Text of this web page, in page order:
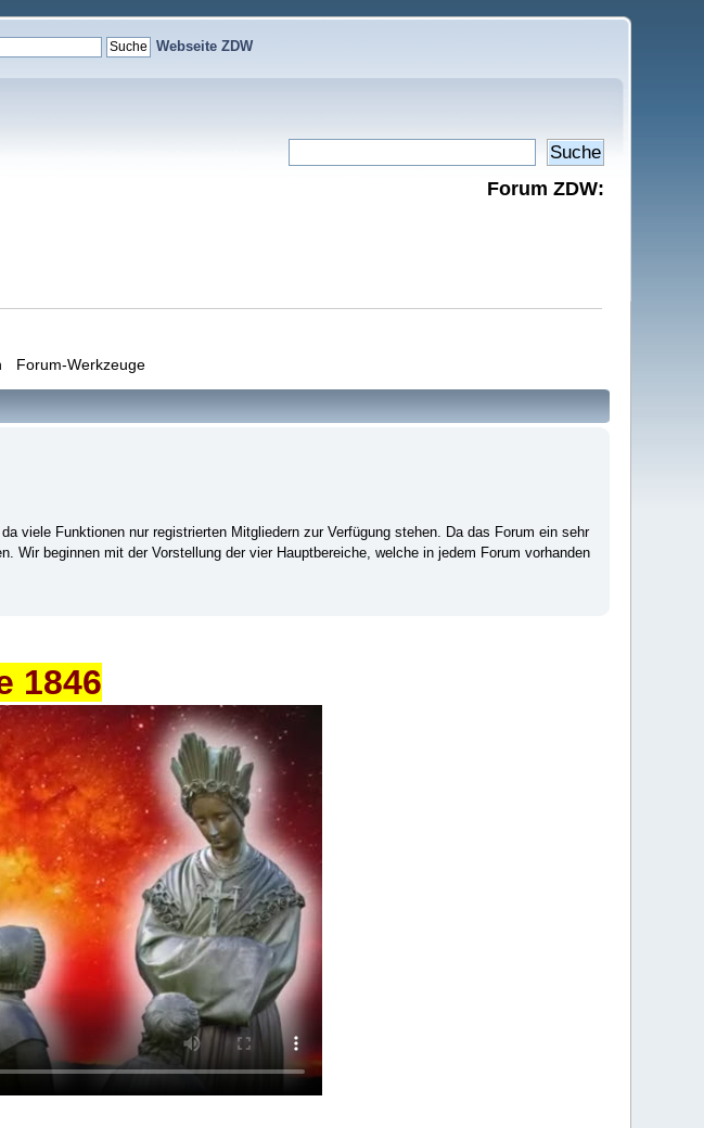
Webseite ZDW
Forum ZDW:
Forum-Werkzeuge
viele Funktionen nur registrierten Mitgliedern zur Verfügung stehen. Da das Forum ein sehr
beginnen mit der Vorstellung der vier Hauptbereiche, welche in jedem Forum vorhanden
1846